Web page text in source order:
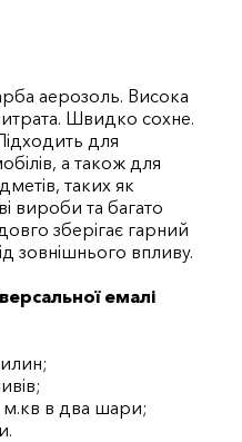
аерозоль. Висока
Швидко сохне.
для
а також для
таких як
вироби та багато
зберігає гарний
зовнішнього впливу.
емалі
м.кв в два шари;